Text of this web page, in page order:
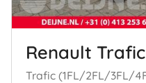
Renault Trafic